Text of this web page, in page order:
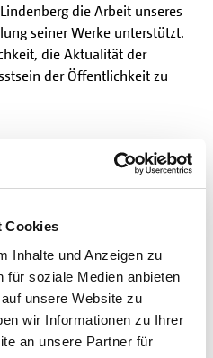
Cookies
Inhalte und Anzeigen zu
für soziale Medien anbieten
unsere Website zu
wir Informationen zu Ihrer
an unsere Partner für
die Arbeit unseres
seiner Werke unterstützt.
die Aktualität der
der Öffentlichkeit zu
zu den 10
Gaukirche zwei
Steiman (Jüdische
Stosch (Komparative
Muna Tatari (Islamische
Blick der drei großen
auf die Gebote Gottes.